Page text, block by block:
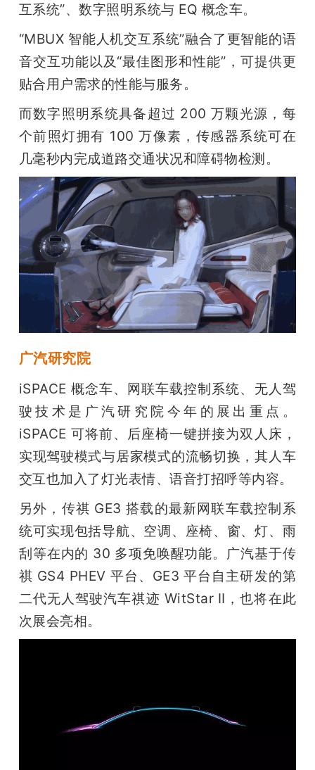
互系统”、数字照明系统与 EQ 概念车。
“MBUX 智能人机交互系统”融合了更智能的语
音交互功能以及“最佳图形和性能”，可提供更
贴合用户需求的性能与服务。
而数字照明系统具备超过 200 万颗光源，每
个前照灯拥有 100 万像素，传感器系统可在
几毫秒内完成道路交通状况和障碍物检测。
广汽研究院
iSPACE 概念车、网联车载控制系统、无人驾
驶技术是广汽研究院今年的展出重点。
iSPACE 可将前、后座椅一键拼接为双人床，
实现驾驶模式与居家模式的流畅切换，其人车
交互也加入了灯光表情、语音打招呼等内容。
另外，传祺 GE3 搭载的最新网联车载控制系
统可实现包括导航、空调、座椅、窗、灯、雨
刮等在内的 30 多项免唤醒功能。广汽基于传
祺 GS4 PHEV 平台、GE3 平台自主研发的第
二代无人驾驶汽车祺迹 WitStar Ⅱ，也将在此
次展会亮相。